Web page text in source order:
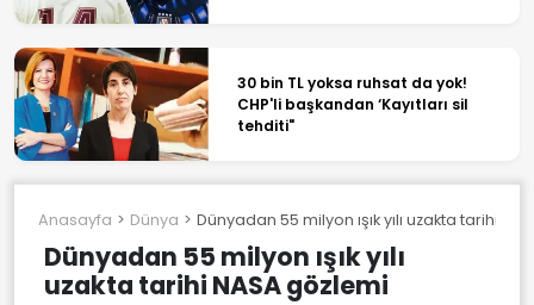
30 bin TL yoksa ruhsat da yok!
CHP'li başkandan ‘Kayıtları sil
tehditi"
Anasayfa Dünya Dünyadan 55 milyon ışık yılı uzakta tarihi
Dünyadan 55 milyon ışık yılı
uzakta tarihi NASA gözlemi